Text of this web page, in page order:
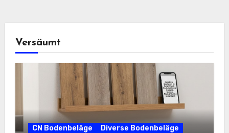
Versäumt
CN Bodenbeläge Diverse Bodenbeläge